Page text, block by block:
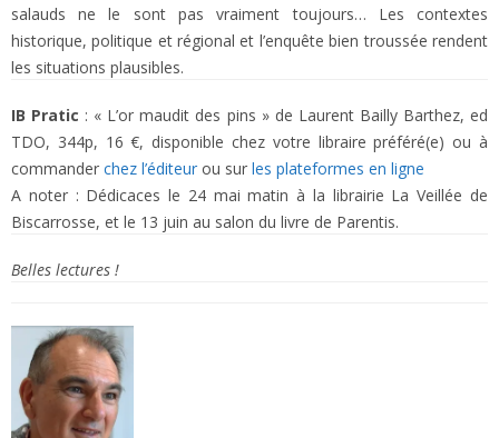
salauds ne le sont pas vraiment toujours… Les contextes
historique, politique et régional et l’enquête bien troussée rendent
les situations plausibles.
IB Pratic : « L’or maudit des pins » de Laurent Bailly Barthez, ed
TDO, 344p, 16 €, disponible chez votre libraire préféré(e) ou à
commander chez l’éditeurou sur les plateformes en ligne
A noter : Dédicaces le 24 mai matin à la librairie La Veillée de
Biscarrosse, et le 13 juin au salon du livre de Parentis.
Belles lectures !